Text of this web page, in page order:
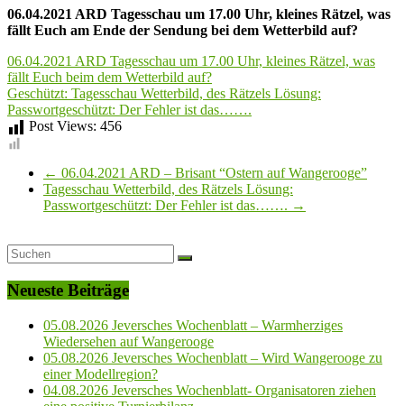
06.04.2021 ARD Tagesschau um 17.00 Uhr, kleines Rätzel, was
fällt Euch am Ende der Sendung bei dem Wetterbild auf?
06.04.2021 ARD Tagesschau um 17.00 Uhr, kleines Rätzel, was
fällt Euch beim dem Wetterbild auf?
Geschützt: Tagesschau Wetterbild, des Rätzels Lösung:
Passwortgeschützt: Der Fehler ist das…….
Post Views: 456
← 06.04.2021 ARD – Brisant “Ostern auf Wangerooge”
Tagesschau Wetterbild, des Rätzels Lösung:
Passwortgeschützt: Der Fehler ist das……. →
Neueste Beiträge
05.08.2026 Jeversches Wochenblatt – Warmherziges
Wiedersehen auf Wangerooge
05.08.2026 Jeversches Wochenblatt – Wird Wangerooge zu
einer Modellregion?
04.08.2026 Jeversches Wochenblatt- Organisatoren ziehen